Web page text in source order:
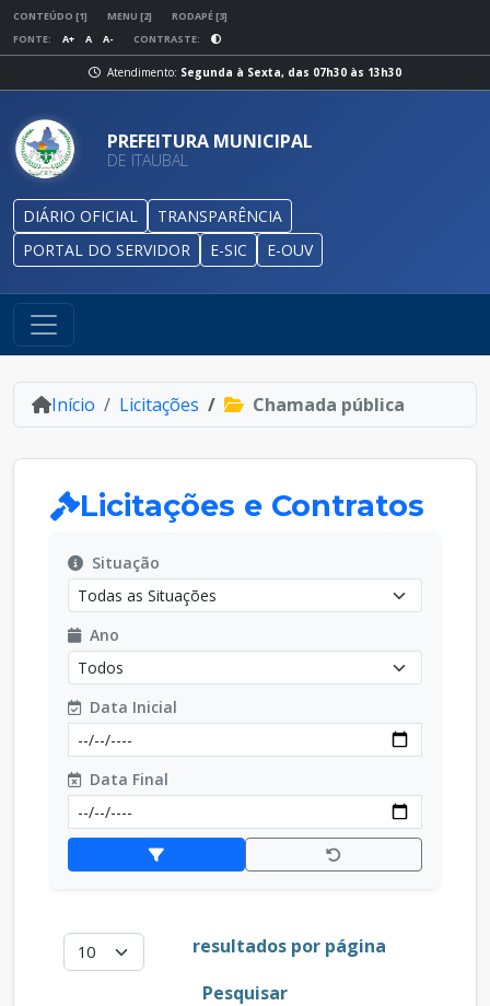
CONTEÚDO [1] MENU [2]
RODAPÉ [3]
FONTE:
A+ A A- CONTRASTE:
Atendimento: Segunda à Sexta, das 07h30 às 13h30
PREFEITURA MUNICIPAL
DE ITAUBAL
DIÁRIO OFICIAL
TRANSPARÊNCIA
PORTAL DO SERVIDOR
E-SIC E-OUV
Início Licitações Chamada pública
Licitações e Contratos
Situação
Ano
Data Inicial
Data Final
resultados por página
Pesquisar